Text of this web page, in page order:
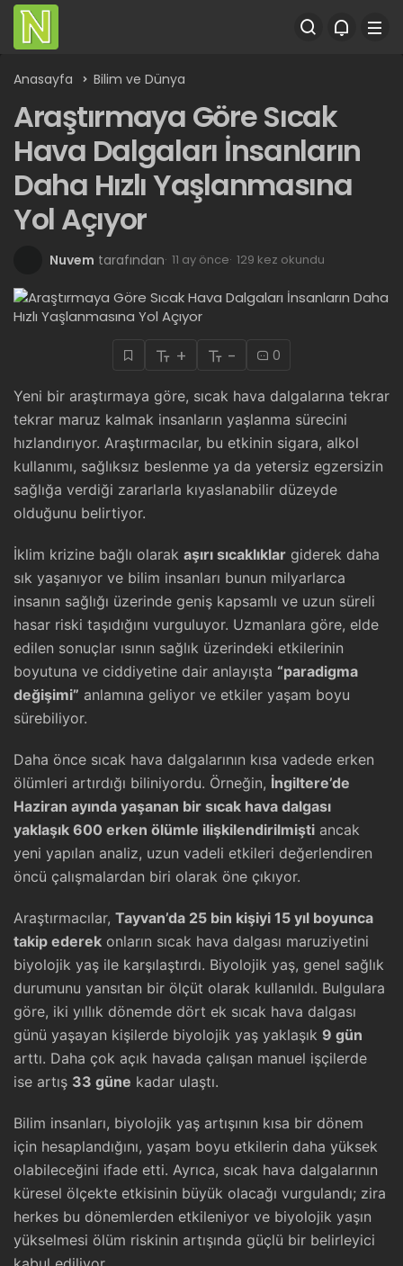
Anasayfa Bilim ve Dünya
Araştırmaya Göre Sıcak
Hava Dalgaları İnsanların
Daha Hızlı Yaşlanmasına
Yol Açıyor
Nuvem tarafından 11 ay önce 129 kez okundu
+ - 0
Yeni bir araştırmaya göre, sıcak hava dalgalarına tekrar
tekrar maruz kalmak insanların yaşlanma sürecini
hızlandırıyor. Araştırmacılar, bu etkinin sigara, alkol
kullanımı, sağlıksız beslenme ya da yetersiz egzersizin
sağlığa verdiği zararlarla kıyaslanabilir düzeyde
olduğunu belirtiyor.
İklim krizine bağlı olarak aşırı sıcaklıklar giderek daha
sık yaşanıyor ve bilim insanları bunun milyarlarca
insanın sağlığı üzerinde geniş kapsamlı ve uzun süreli
hasar riski taşıdığını vurguluyor. Uzmanlara göre, elde
edilen sonuçlar ısının sağlık üzerindeki etkilerinin
boyutuna ve ciddiyetine dair anlayışta “paradigma
değişimi” anlamına geliyor ve etkiler yaşam boyu
sürebiliyor.
Daha önce sıcak hava dalgalarının kısa vadede erken
ölümleri artırdığı biliniyordu. Örneğin, İngiltere’de
Haziran ayında yaşanan bir sıcak hava dalgası
yaklaşık 600 erken ölümle ilişkilendirilmişti ancak
yeni yapılan analiz, uzun vadeli etkileri değerlendiren
öncü çalışmalardan biri olarak öne çıkıyor.
Araştırmacılar, Tayvan’da 25 bin kişiyi 15 yıl boyunca
takip ederek onların sıcak hava dalgası maruziyetini
biyolojik yaş ile karşılaştırdı. Biyolojik yaş, genel sağlık
durumunu yansıtan bir ölçüt olarak kullanıldı. Bulgulara
göre, iki yıllık dönemde dört ek sıcak hava dalgası
günü yaşayan kişilerde biyolojik yaş yaklaşık 9 gün
arttı. Daha çok açık havada çalışan manuel işçilerde
ise artış 33 güne kadar ulaştı.
Bilim insanları, biyolojik yaş artışının kısa bir dönem
için hesaplandığını, yaşam boyu etkilerin daha yüksek
olabileceğini ifade etti. Ayrıca, sıcak hava dalgalarının
küresel ölçekte etkisinin büyük olacağı vurgulandı; zira
herkes bu dönemlerden etkileniyor ve biyolojik yaşın
yükselmesi ölüm riskinin artışında güçlü bir belirleyici